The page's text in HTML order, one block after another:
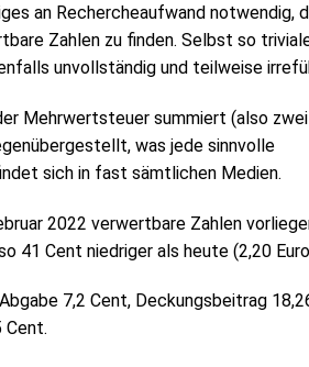
an Rechercheaufwand notwendig,
Zahlen zu finden. Selbst so
unvollständig und teilweise
Mehrwertsteuer summiert (also zwei
was jede sinnvolle
sich in fast sämtlichen Medien.
2022 verwertbare Zahlen
41 Cent niedriger als heute (2,20
7,2 Cent, Deckungsbeitrag
Cent.